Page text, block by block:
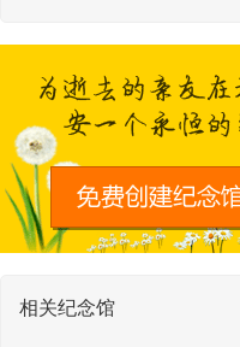
相关纪念馆